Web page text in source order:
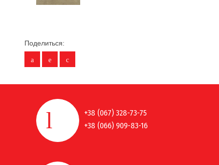
Поделиться:
+38 (067) 328-73-75
+38 (066) 909-83-16